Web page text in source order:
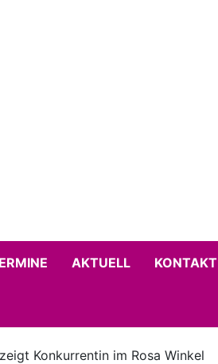
AKTUELL KONTAKT
Konkurrentin im Rosa Winkel